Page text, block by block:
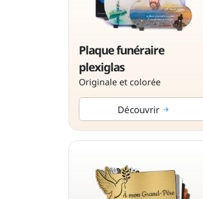
Plaque funéraire
plexiglas
Originale et colorée
Découvrir